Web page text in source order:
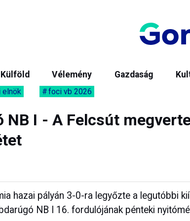
Külföld Vélemény Gazdaság
elnök foci vb 2026
NB I - A Felcsút
hazai pályán 3-0-ra legyőzte a legutóbbi
NB I 16. fordulójának pénteki